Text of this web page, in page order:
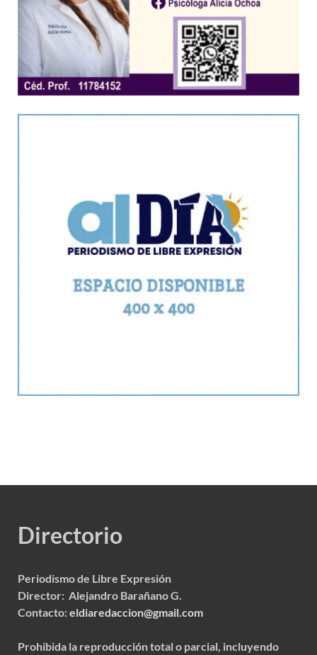
Directorio
Periodismo de Libre Expresión
Director: Alejandro Barañano G.
Contacto:eldiaredaccion@gmail.com
Prohibida la reproducción total o parcial, incluyendo